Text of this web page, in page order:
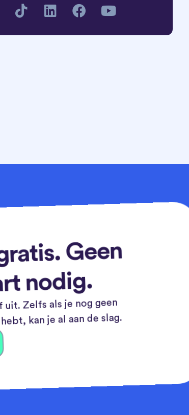
Geen
nodig.
Zelfs als je nog geen
kan je al aan de slag.